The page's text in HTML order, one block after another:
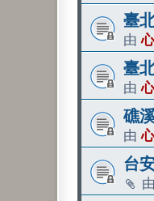
臺
由
臺
由
礁
由
台